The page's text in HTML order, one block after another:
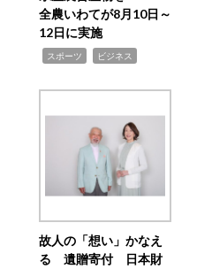
全農いわてが8月10日～
12日に実施
スポーツ ビジネス
故人の「想い」かなえ
る 遺贈寄付 日本財